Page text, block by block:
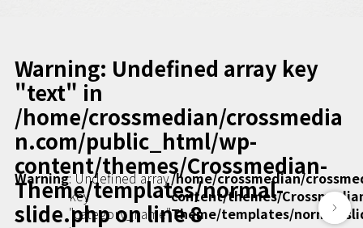
その他
ラジオ
Podcast番組
「ビジネス・ブック・アカデミー」
Podcast番組
「小早川幸一郎の編集者で経営者」
Podcast番組
Warning: Undefined array key
"text" in
/home/crossmedian/crossmedia
n.com/public_html/wp-
content/themes/Crossmedian-
Theme/templates/normal-
slide.phpon line8
Warning: Undefined array
key
"category_name"
/home/crossmedian/
content/themes/
Theme/templates/normal-